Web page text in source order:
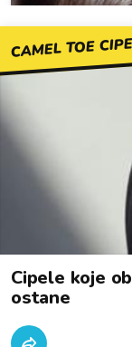
CAMEL TOE
Cipele koje
ostane